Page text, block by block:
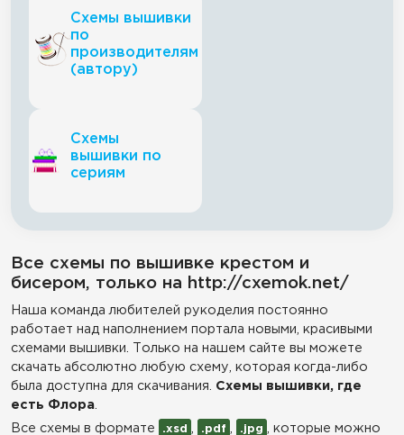
Схемы вышивки
по
производителям
(автору)
Схемы
вышивки по
сериям
Все схемы по вышивке крестом и
бисером, только на http://cxemok.net/
Наша команда любителей рукоделия постоянно
работает над наполнением портала новыми, красивыми
схемами вышивки. Только на нашем сайте вы можете
скачать абсолютно любую схему, которая когда-либо
была доступна для скачивания. Схемы вышивки, где
есть Флора
Все схемы в формате
.xsd .pdf .jpg , которые можно